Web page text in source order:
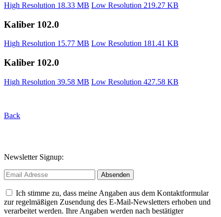
High Resolution 18.33 MB Low Resolution 219.27 KB
Kaliber 102.0
High Resolution 15.77 MB Low Resolution 181.41 KB
Kaliber 102.0
High Resolution 39.58 MB Low Resolution 427.58 KB
Back
Newsletter Signup:
Ich stimme zu, dass meine Angaben aus dem Kontaktformular
zur regelmäßigen Zusendung des E-Mail-Newsletters erhoben und
verarbeitet werden. Ihre Angaben werden nach bestätigter